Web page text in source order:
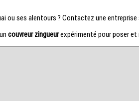
ou ses alentours ? Contactez une entreprise
couvreur zingueurexpérimenté pour poser et